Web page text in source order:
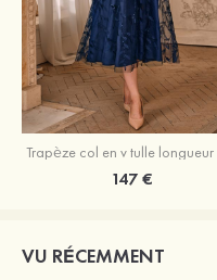
147 €
VU RÉCEMMENT